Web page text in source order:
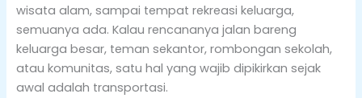
wisata alam, sampai tempat rekreasi keluarga,
semuanya ada. Kalau rencananya jalan bareng
keluarga besar, teman sekantor, rombongan sekolah,
atau komunitas, satu hal yang wajib dipikirkan sejak
awal adalah transportasi.